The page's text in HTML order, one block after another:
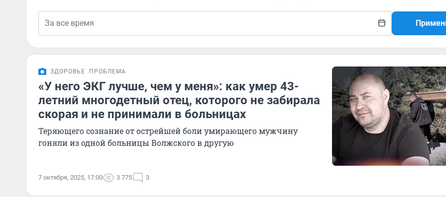
ЗДОРОВЬЕ ПРОБЛЕМА
«У него ЭКГ лучше, чем у меня»: как умер 43-
летний многодетный отец, которого не забирала
скорая и не принимали в больницах
Теряющего сознание от острейшей боли умирающего мужчину
гоняли из одной больницы Волжского в другую
7 октября, 2025, 17:00 3 775 3